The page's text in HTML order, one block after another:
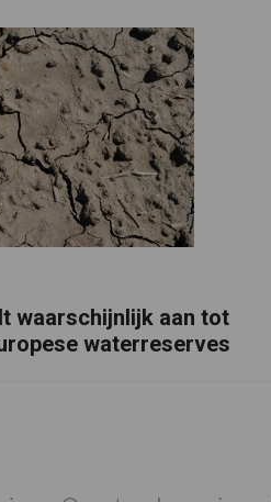
waarschijnlijk aan tot
waterreserves